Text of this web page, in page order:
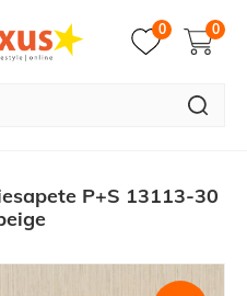
0 0
P+S 13113-30